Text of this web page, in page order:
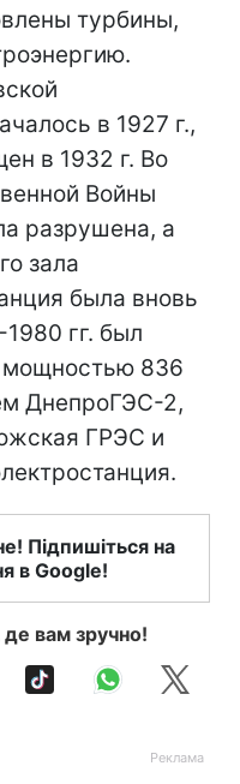
турбины,
в 1927 г.,
в 1932 г. Во
Войны
разрушена, а
зала
была вновь
гг. был
836
ДнепроГЭС-2,
ГРЭС и
Підпишіться на
в Google!
вам зручно!